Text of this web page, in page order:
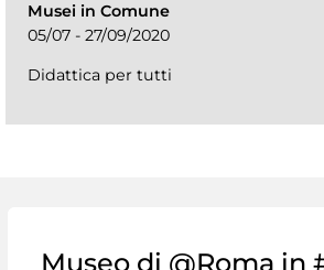
Musei in Comune
05/07 - 27/09/2020
Didattica per tutti
Museo di @Roma in